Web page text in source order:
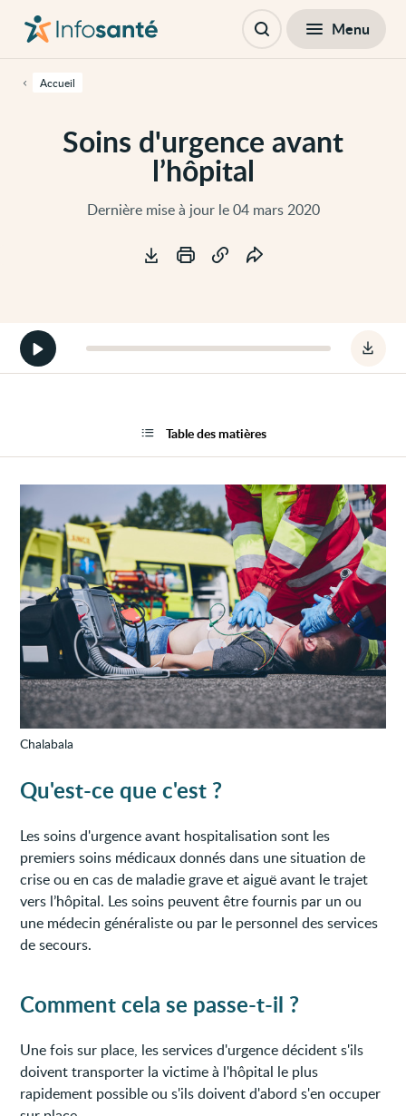
contenu
cette
navigationSoins d'urgence avant
l’hôpital
Dernière mise à jour le 04 mars 2020
Accueil
principale
Ouvrir Menu
le
Démarrer
la
version
Chalabala
Qu'est-ce que c'est ?
Les soins d'urgence avant hospitalisation sont les
premiers soins médicaux donnés dans une situation de
crise ou en cas de maladie grave et aiguë avant le trajet
vers l’hôpital. Les soins peuvent être fournis par un ou
une médecin généraliste ou par le personnel des services
de secours.
Comment cela se passe-t-il ?
Une fois sur place, les services d'urgence décident s'ils
doivent transporter la victime à l'hôpital le plus
rapidement possible ou s'ils doivent d'abord s'en occuper
Table des matières
Table des matières Fermer